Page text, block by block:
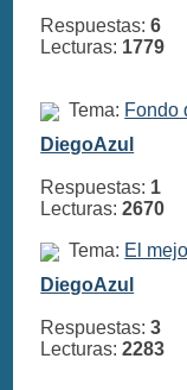
Respuestas:6
Lecturas: 1779
Tema: Fondo
DiegoAzul
Respuestas: 1
Lecturas:2670
Tema: El
DiegoAzul
Respuestas:3
Lecturas:2283